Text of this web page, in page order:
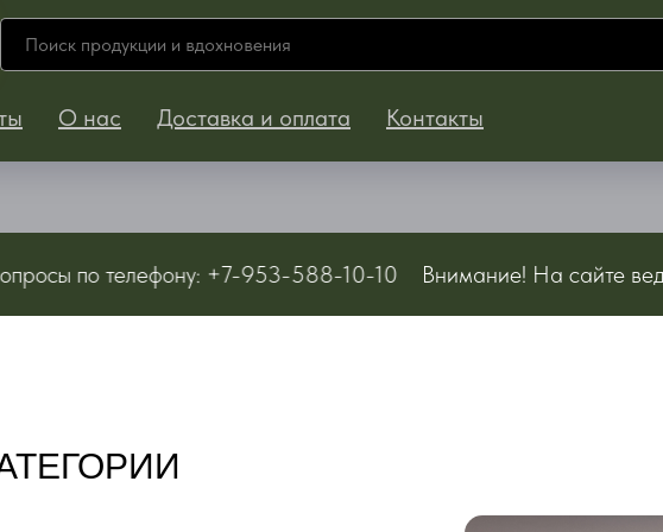
О нас Доставка и оплата Контакты
по телефону: +7-953-588-10-10 Внимание! На сайте ведутся